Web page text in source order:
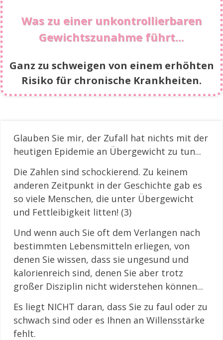
Was zu einer unkontrollierbaren
Gewichtszunahme führt...
Ganz zu schweigen von einem erhöhten
Risiko für chronische Krankheiten.
Glauben Sie mir, der Zufall hat nichts mit der
heutigen Epidemie an Übergewicht zu tun...
Die Zahlen sind schockierend. Zu keinem
anderen Zeitpunkt in der Geschichte gab es
so viele Menschen, die unter Übergewicht
und Fettleibigkeit litten! (3)
Und wenn auch Sie oft dem Verlangen nach
bestimmten Lebensmitteln erliegen, von
denen Sie wissen, dass sie ungesund und
kalorienreich sind, denen Sie aber trotz
großer Disziplin nicht widerstehen können...
Es liegt NICHT daran, dass Sie zu faul oder zu
schwach sind oder es Ihnen an Willensstärke
fehlt.